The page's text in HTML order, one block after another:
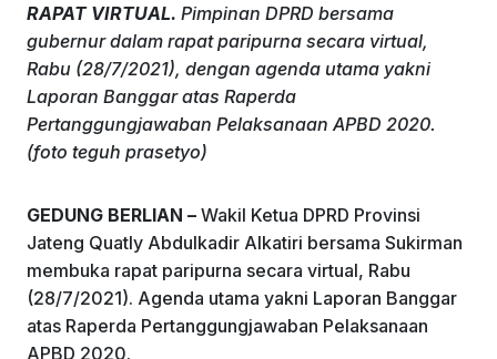
c
e
b
o
o
k
k
e
dI
n
at
s
A
p
p
e
gr
a
m
ai
l
ar
e
RAPAT VIRTUAL. Pimpinan DPRD bersama
gubernur dalam rapat paripurna secara virtual,
Rabu (28/7/2021), dengan agenda utama yakni
Laporan Banggar atas Raperda
Pertanggungjawaban Pelaksanaan APBD 2020.
(foto teguh prasetyo)
GEDUNG BERLIAN – Wakil Ketua DPRD Provinsi
Jateng Quatly Abdulkadir Alkatiri bersama Sukirman
membuka rapat paripurna secara virtual, Rabu
(28/7/2021). Agenda utama yakni Laporan Banggar
atas Raperda Pertanggungjawaban Pelaksanaan
APBD 2020.